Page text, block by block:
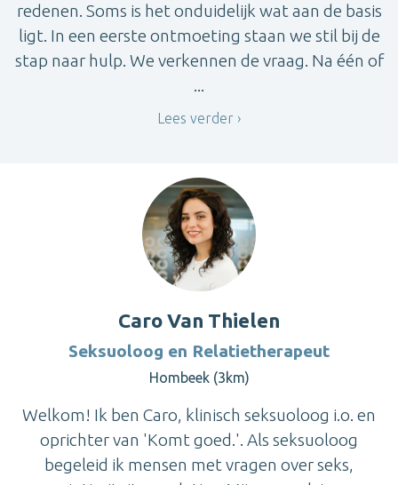
redenen. Soms is het onduidelijk wat aan de basis
ligt. In een eerste ontmoeting staan we stil bij de
stap naar hulp. We verkennen de vraag. Na één of
...
Lees verder
Caro Van Thielen
Seksuoloog en Relatietherapeut
Hombeek (3km)
Welkom! Ik ben Caro, klinisch seksuoloog i.o. en
oprichter van 'Komt goed.'. Als seksuoloog
begeleid ik mensen met vragen over seks,